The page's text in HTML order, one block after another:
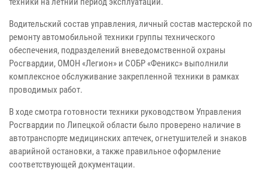
Водительский состав управления, личный состав мастерской по
ремонту автомобильной техники группы технического
обеспечения, подразделений вневедомственной охраны
Росгвардии, ОМОН «Легион» и СОБР «Феникс» выполнили
комплексное обслуживание закрепленной техники в рамках
проводимых работ.
В ходе смотра готовности техники руководством Управления
Росгвардии по Липецкой области было проверено наличие в
автотранспорте медицинских аптечек, огнетушителей и знаков
аварийной остановки, а также правильное оформление
соответствующей документации.